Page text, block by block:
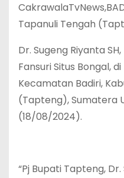
Tapanuli Tengah
Dr. Sugeng Riyanta
Fansuri Situs Bongal,
Kecamatan Badiri,
(Tapteng), Sumatera
(18/08/2024).
“Pj Bupati Tapteng, Dr.